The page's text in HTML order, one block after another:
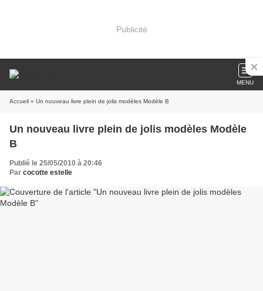
Publicité
MENU
Accueil » Un nouveau livre plein de jolis modèles Modèle B
Un nouveau livre plein de jolis modèles Modèle
B
Publié le 25/05/2010 à 20:46
Par cocotte estelle